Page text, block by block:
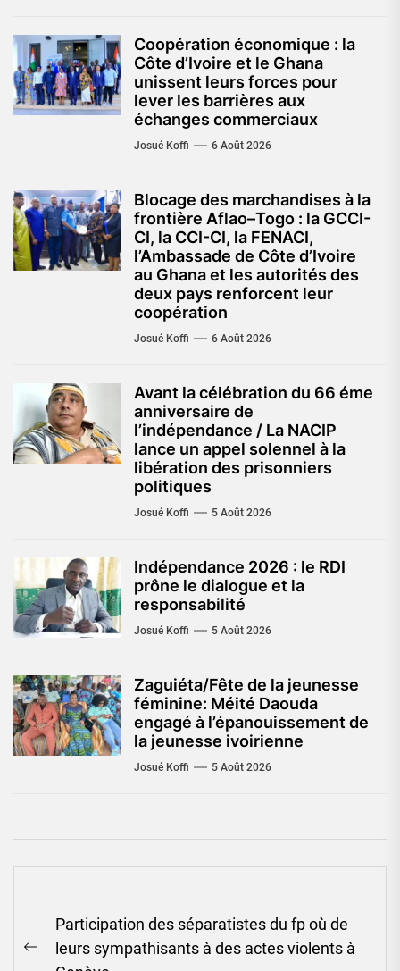
Coopération économique : la
Côte d’Ivoire et le Ghana
unissent leurs forces pour
lever les barrières aux
échanges commerciaux
Josué Koffi 6 Août 2026
Blocage des marchandises à la
frontière Aflao–Togo : la GCCI-
CI, la CCI-CI, la FENACI,
l’Ambassade de Côte d’Ivoire
au Ghana et les autorités des
deux pays renforcent leur
coopération
Josué Koffi 6 Août 2026
Avant la célébration du 66 éme
anniversaire de
l’indépendance / La NACIP
lance un appel solennel à la
libération des prisonniers
politiques
Josué Koffi 5 Août 2026
Indépendance 2026 : le RDI
prône le dialogue et la
responsabilité
Josué Koffi 5 Août 2026
Zaguiéta/Fête de la jeunesse
féminine: Méité Daouda
engagé à l’épanouissement de
la jeunesse ivoirienne
Josué Koffi 5 Août 2026
de
l’article
Previous
Participation des séparatistes du fp où de
leurs sympathisants à des actes violents à